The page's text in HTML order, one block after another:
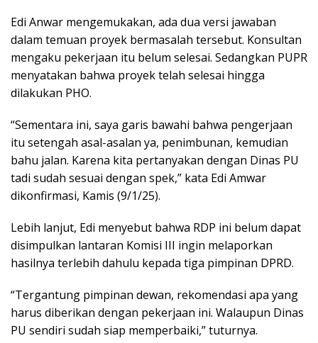
Edi Anwar mengemukakan, ada dua versi jawaban
dalam temuan proyek bermasalah tersebut. Konsultan
mengaku pekerjaan itu belum selesai. Sedangkan PUPR
menyatakan bahwa proyek telah selesai hingga
dilakukan PHO.
“Sementara ini, saya garis bawahi bahwa pengerjaan
itu setengah asal-asalan ya, penimbunan, kemudian
bahu jalan. Karena kita pertanyakan dengan Dinas PU
tadi sudah sesuai dengan spek,” kata Edi Amwar
dikonfirmasi, Kamis (9/1/25).
Lebih lanjut, Edi menyebut bahwa RDP ini belum dapat
disimpulkan lantaran Komisi III ingin melaporkan
hasilnya terlebih dahulu kepada tiga pimpinan DPRD.
“Tergantung pimpinan dewan, rekomendasi apa yang
harus diberikan dengan pekerjaan ini. Walaupun Dinas
PU sendiri sudah siap memperbaiki,” tuturnya.